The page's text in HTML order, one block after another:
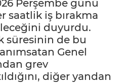
Perşembe günü
saatlik iş bırakma
duyurdu.
süresinin de bu
Genel
grev
diğer yandan